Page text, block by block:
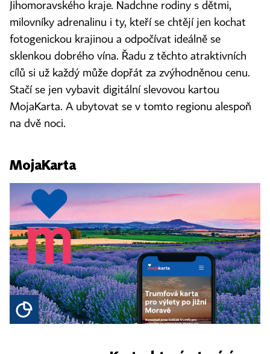
Jihomoravského kraje. Nadchne rodiny s dětmi,
milovníky adrenalinu i ty, kteří se chtějí jen kochat
fotogenickou krajinou a odpočívat ideálně se
sklenkou dobrého vína. Řadu z těchto atraktivních
cílů si už každý může dopřát za zvýhodněnou cenu.
Stačí se jen vybavit digitální slevovou kartou
MojaKarta. A ubytovat se v tomto regionu alespoň
na dvě noci.
MojaKarta